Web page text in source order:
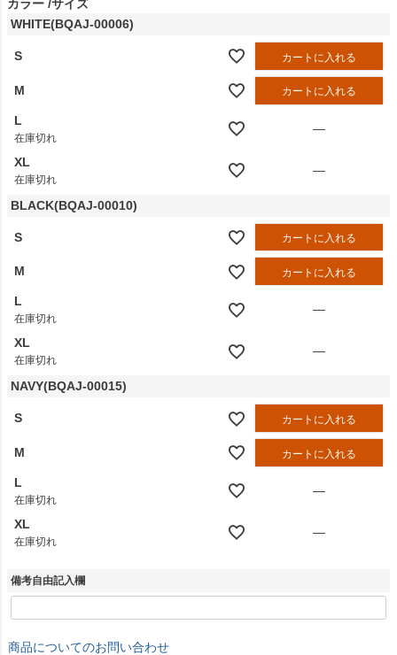
カラー サイズ
WHITE(BQAJ-00006)
S カートに入れる
M カートに入れる
L
在庫切れ
—
XL
在庫切れ
—
BLACK(BQAJ-00010)
S カートに入れる
M カートに入れる
L
在庫切れ
—
XL
在庫切れ
—
NAVY(BQAJ-00015)
S カートに入れる
M カートに入れる
L
在庫切れ
—
XL
在庫切れ
—
備考自由記入欄
商品についてのお問い合わせ